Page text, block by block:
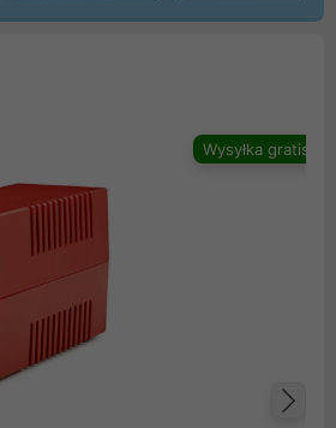
Wysyłka gratis